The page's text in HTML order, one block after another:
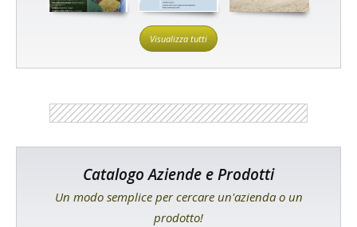
Visualizza tutti
Catalogo Aziende e Prodotti
Un modo semplice per cercare un'azienda o un
prodotto!